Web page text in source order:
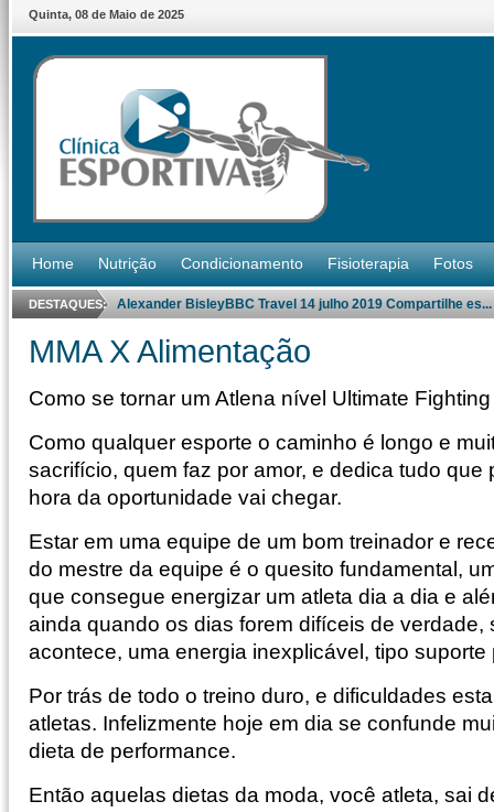
Quinta, 08de Maiode 2025
Home Nutrição Condicionamento Fisioterapia Fotos
DESTAQUES: Alexander BisleyBBC Travel 14 julho 2019 Compartilhe es...
MMA X Alimentação
Como se tornar um Atlena nível Ultimate
Como qualquer esporte o caminho é longo e
sacrifício, quem faz por amor, e dedica tudo que
hora da oportunidade vai chegar.
Estar em uma equipe de um bom treinador e
do mestre da equipe é o quesito fundamental,
que consegue energizar um atleta dia a dia e
ainda quando os dias forem difíceis de verdade,
acontece, uma energia inexplicável, tipo
Por trás de todo o treino duro, e dificuldades
atletas. Infelizmente hoje em dia se confunde
dieta de performance.
Então aquelas dietas da moda, você atleta, sai